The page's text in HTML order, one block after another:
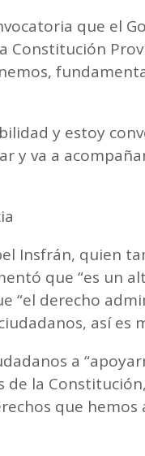
que el
Constitución
y estoy
y va a
Insfrán, quien
que “es un
“el derecho
así es
a
de la
que